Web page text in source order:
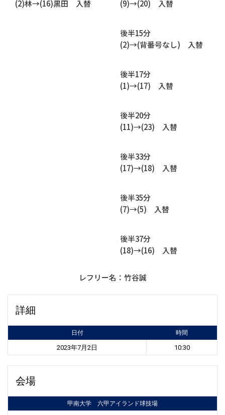
(2)林→(16)黒田 入替
(9)→(20) 入替
後半15分
(2)→(背番号なし) 入替
後半17分
(1)→(17) 入替
後半20分
(11)→(23) 入替
後半33分
(17)→(18) 入替
後半35分
(7)→(5) 入替
後半37分
(18)→(16) 入替
レフリー名：竹谷誠
詳細
日付 時間
2023年7月2日 10:30
会場
甲南大学 六甲アイランド球技場